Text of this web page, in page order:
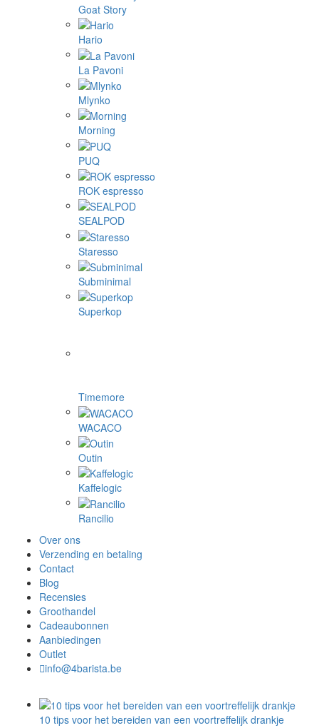
Goat Story
Hario
La Pavoni
Mlynko
Morning
PUQ
ROK espresso
SEALPOD
Staresso
Subminimal
Superkop
Timemore
WACACO
Outin
Kaffelogic
Rancilio
Over ons
Verzending en betaling
Contact
Blog
Recensies
Groothandel
Cadeaubonnen
Aanbiedingen
Outlet
info@4barista.be
10 tips voor het bereiden van een voortreffelijk drankje